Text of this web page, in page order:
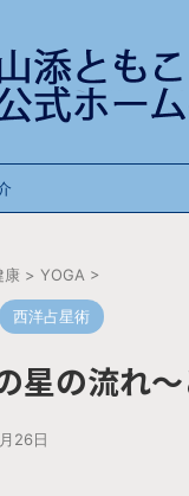
康 > YOGA >
西洋占星術
星の流れ
26日